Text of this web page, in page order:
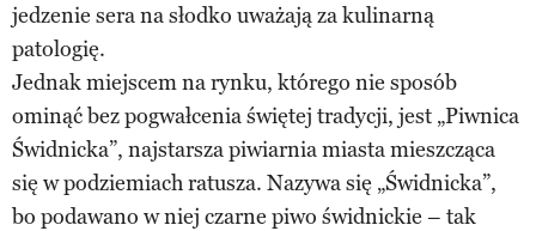
jedzenie sera na słodko uważają za kulinarną
patologię.
Jednak miejscem na rynku, którego nie sposób
ominąć bez pogwałcenia świętej tradycji, jest „Piwnica
Świdnicka”, najstarsza piwiarnia miasta mieszcząca
się w podziemiach ratusza. Nazywa się „Świdnicka”,
bo podawano w niej czarne piwo świdnickie – tak